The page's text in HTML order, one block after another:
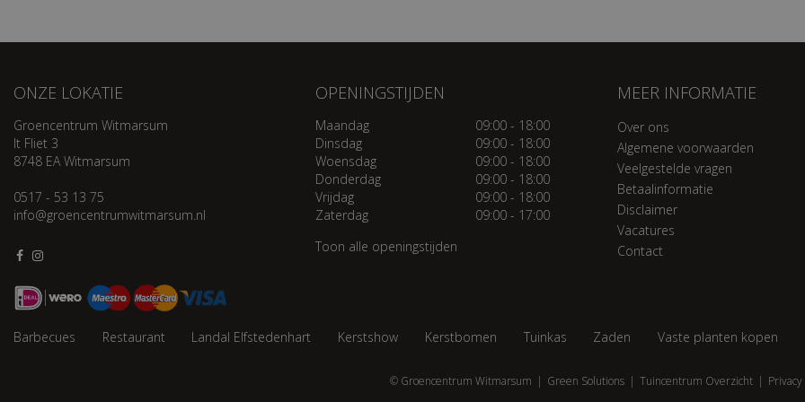
ONZE LOKATIE
Groencentrum Witmarsum
It Fliet 3
8748 EA Witmarsum
0517 - 53 13 75
info@groencentrumwitmarsum.nl
OPENINGSTIJDEN
Maandag
09:00 - 18:00
Dinsdag
09:00 - 18:00
Woensdag
09:00 - 18:00
Donderdag
09:00 - 18:00
Vrijdag
09:00 - 18:00
Zaterdag
09:00 - 17:00
Toon alle openingstijden
MEER INFORMATIE
Over ons
Algemene voorwaarden
Veelgestelde vragen
Betaalinformatie
Disclaimer
Vacatures
Contact
Barbecues Restaurant Landal Elfstedenhart Kerstshow Kerstbomen Tuinkas Zaden Vaste planten kopen
© Groencentrum Witmarsum Green Solutions Tuincentrum Overzicht Privacy